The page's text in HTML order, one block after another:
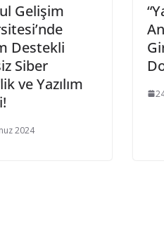
Gelişim
Destekli
Siber
ve Yazılım
2024